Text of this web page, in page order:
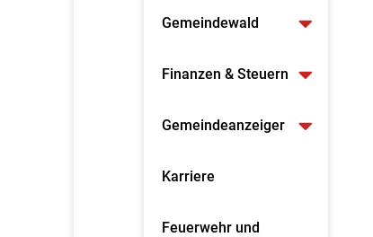
Gemeindewald
Finanzen & Steuern
Gemeindeanzeiger
Karriere
Feuerwehr und